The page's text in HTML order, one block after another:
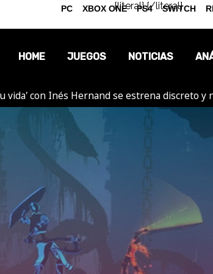
{literal}{/literal}
HOME JUEGOS NOTICIAS
OPINIÓN
vida' con Inés Hernand se estrena discreto y
PC XBOX ONE PS4 SWITCH